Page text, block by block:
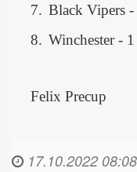
7. Black Vipers
8. Winchester -
Felix Precup
17.10.2022 08:08